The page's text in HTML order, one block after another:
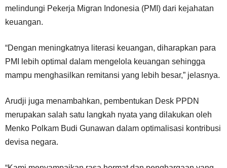
melindungi Pekerja Migran Indonesia (PMI) dari kejahatan
keuangan.
“Dengan meningkatnya literasi keuangan, diharapkan para
PMI lebih optimal dalam mengelola keuangan sehingga
mampu menghasilkan remitansi yang lebih besar,” jelasnya.
Arudji juga menambahkan, pembentukan Desk PPDN
merupakan salah satu langkah nyata yang dilakukan oleh
Menko Polkam Budi Gunawan dalam optimalisasi kontribusi
devisa negara.